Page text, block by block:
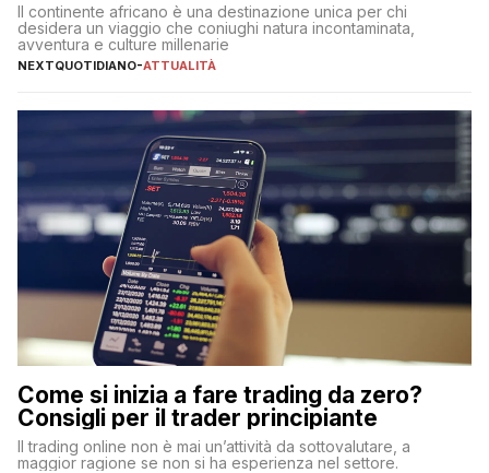
Il continente africano è una destinazione unica per chi
desidera un viaggio che coniughi natura incontaminata,
avventura e culture millenarie
NEXTQUOTIDIANO-ATTUALITÀ
Come si inizia a fare trading da zero?
Consigli per il trader principiante
Il trading online non è mai un’attività da sottovalutare, a
maggior ragione se non si ha esperienza nel settore.